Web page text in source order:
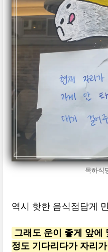
목하식
역시 핫한 음식점답게
그래도 운이 좋게 앞에
정도 기다리다가 자리